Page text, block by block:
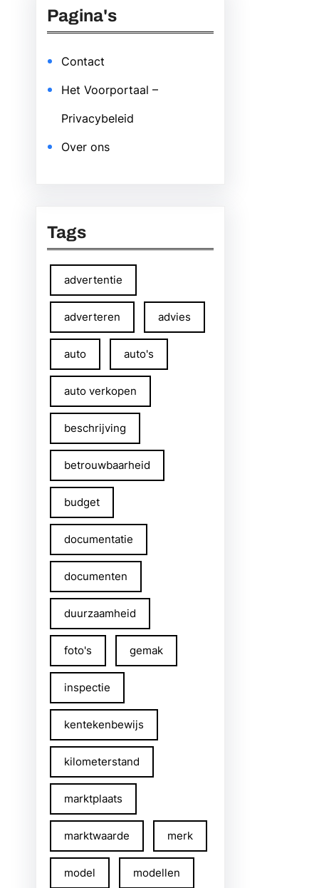
Pagina's
Contact
Het Voorportaal –
Privacybeleid
Over ons
Tags
advertentie
adverteren advies
auto auto's
auto verkopen
beschrijving
betrouwbaarheid
budget
documentatie
documenten
duurzaamheid
foto's gemak
inspectie
kentekenbewijs
kilometerstand
marktplaats
marktwaarde merk
model modellen